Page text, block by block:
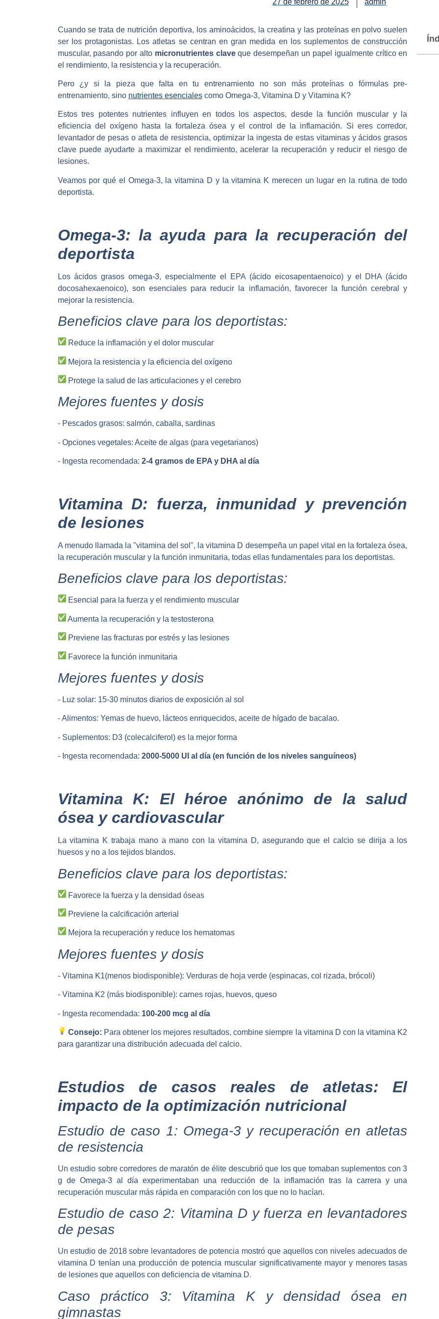
27 de febrero de 2025 admin
Cuando se trata de nutrición deportiva, los aminoácidos, la creatina y las proteínas en polvo suelen
ser los protagonistas. Los atletas se centran en gran medida en los suplementos de construcción
muscular, pasando por altomicronutrientes claveque desempeñan un papel igualmente crítico en
el rendimiento, la resistencia y la recuperación.
Pero ¿y si la pieza que falta en tu entrenamiento no son más proteínas o fórmulas pre-
entrenamiento, sino nutrientes esencialescomo Omega-3, Vitamina D y Vitamina K?
Estos tres potentes nutrientes influyen en todos los aspectos, desde la función muscular y la
eficiencia del oxígeno hasta la fortaleza ósea y el control de la inflamación. Si eres corredor,
levantador de pesas o atleta de resistencia, optimizar la ingesta de estas vitaminas y ácidos grasos
clave puede ayudarte a maximizar el rendimiento, acelerar la recuperación y reducir el riesgo de
lesiones.
Veamos por qué el Omega-3, la vitamina D y la vitamina K merecen un lugar en la rutina de todo
deportista.
Omega-3: la ayuda para la recuperación del
deportista
Los ácidos grasos omega-3, especialmente el EPA (ácido eicosapentaenoico) y el DHA (ácido
docosahexaenoico), son esenciales para reducir la inflamación, favorecer la función cerebral y
mejorar la resistencia.
Beneficios clave para los deportistas:
Reduce la inflamación y el dolor muscular
Mejora la resistencia y la eficiencia del oxígeno
Protege la salud de las articulaciones y el cerebro
Mejores fuentes y dosis
- Pescados grasos: salmón, caballa, sardinas
- Opciones vegetales: Aceite de algas (para vegetarianos)
- Ingesta recomendada: 2-4 gramos de EPA y DHA al día
Vitamina D: fuerza, inmunidad y prevención
de lesiones
A menudo llamada la "vitamina del sol", la vitamina D desempeña un papel vital en la fortaleza ósea,
la recuperación muscular y la función inmunitaria, todas ellas fundamentales para los deportistas.
Beneficios clave para los deportistas:
Esencial para la fuerza y el rendimiento muscular
Aumenta la recuperación y la testosterona
Previene las fracturas por estrés y las lesiones
Favorece la función inmunitaria
Mejores fuentes y dosis
- Luz solar: 15-30 minutos diarios de exposición al sol
- Alimentos: Yemas de huevo, lácteos enriquecidos, aceite de hígado de bacalao.
- Suplementos: D3 (colecalciferol) es la mejor forma
- Ingesta recomendada: 2000-5000 UI al día (en función de los niveles sanguíneos)
Vitamina K: El héroe anónimo de la salud
ósea y cardiovascular
La vitamina K trabaja mano a mano con la vitamina D, asegurando que el calcio se dirija a los
huesos y no a los tejidos blandos.
Beneficios clave para los deportistas:
Favorece la fuerza y la densidad óseas
Previene la calcificación arterial
Mejora la recuperación y reduce los hematomas
Mejores fuentes y dosis
- Vitamina K1(menos biodisponible): Verduras de hoja verde (espinacas, col rizada, brócoli)
- Vitamina K2 (más biodisponible): carnes rojas, huevos, queso
- Ingesta recomendada: 100-200 mcg al día
Consejo: Para obtener los mejores resultados, combine siempre la vitamina D con la vitamina K2
para garantizar una distribución adecuada del calcio.
Estudios de casos reales de atletas: El
impacto de la optimización nutricional
Estudio de caso 1: Omega-3 y recuperación en atletas
de resistencia
Un estudio sobre corredores de maratón de élite descubrió que los que tomaban suplementos con 3
g de Omega-3 al día experimentaban una reducción de la inflamación tras la carrera y una
recuperación muscular más rápida en comparación con los que no lo hacían.
Estudio de caso 2: Vitamina D y fuerza en levantadores
de pesas
Un estudio de 2018 sobre levantadores de potencia mostró que aquellos con niveles adecuados de
vitamina D tenían una producción de potencia muscular significativamente mayor y menores tasas
de lesiones que aquellos con deficiencia de vitamina D.
Caso práctico 3: Vitamina K y densidad ósea en
gimnastas